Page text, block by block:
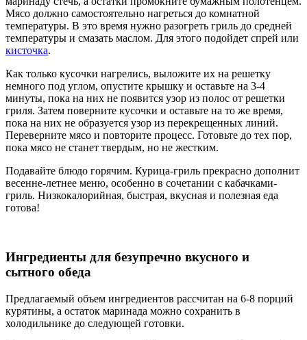
Мясо должно самостоятельно нагреться до комнатной
температуры. В это время нужно разогреть гриль до средней
температуры и смазать маслом. Для этого подойдет спрей или
кисточка.
Как только кусочки нагрелись, выложите их на решетку
немного под углом, опустите крышку и оставьте на 3-4
минуты, пока на них не появится узор из полос от решетки
гриля. Затем поверните кусочки и оставьте на то же время,
пока на них не образуется узор из перекрещенных линий.
Переверните мясо и повторите процесс. Готовьте до тех пор,
пока мясо не станет твердым, но не жестким.
Подавайте блюдо горячим. Курица-гриль прекрасно дополнит
весенне-летнее меню, особенно в сочетании с кабачками-
гриль. Низкокалорийная, быстрая, вкусная и полезная еда
готова!
Ингредиенты для безупречно вкусного и
сытного обеда
Предлагаемый объем ингредиентов рассчитан на 6-8 порций
курятины, а остаток маринада можно сохранить в
холодильнике до следующей готовки.